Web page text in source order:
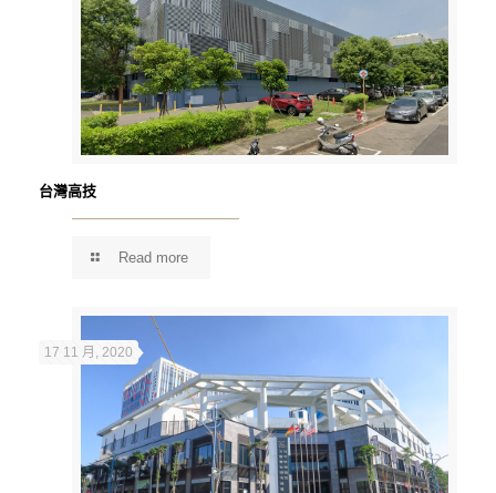
台灣高技
Read more
17 11 月, 2020